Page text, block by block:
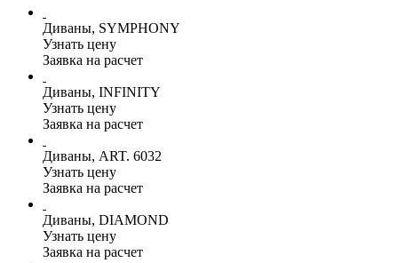
Диваны, SYMPHONY
Узнать цену
Заявка на расчет
Диваны, INFINITY
Узнать цену
Заявка на расчет
Диваны, ART. 6032
Узнать цену
Заявка на расчет
Диваны, DIAMOND
Узнать цену
Заявка на расчет